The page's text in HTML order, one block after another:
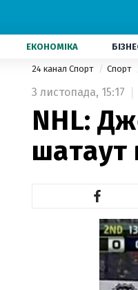
ЕКОНОМІКА
24 канал Спорт Спорт
3 листопада, 15:17
NHL:
шатаут